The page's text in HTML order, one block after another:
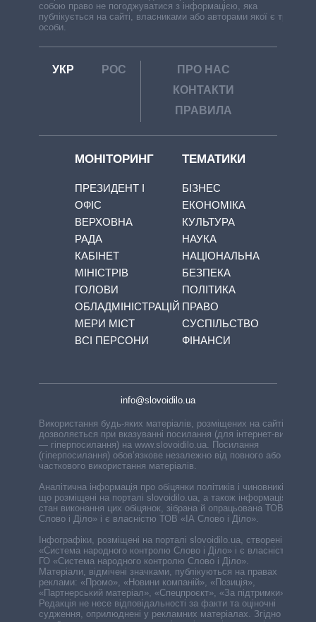
собою право не погоджуватися з інформацією, яка
публікується на сайті, власниками або авторами якої є треті
особи.
УКР РОС
ПРО НАС
КОНТАКТИ
ПРАВИЛА
МОНІТОРИНГ
ПРЕЗИДЕНТ І
ОФІС
ВЕРХОВНА
РАДА
КАБІНЕТ
МІНІСТРІВ
ГОЛОВИ
ОБЛАДМІНІСТРАЦІЙ
МЕРИ МІСТ
ВСІ ПЕРСОНИ
ТЕМАТИКИ
БІЗНЕС
ЕКОНОМІКА
КУЛЬТУРА
НАУКА
НАЦІОНАЛЬНА
БЕЗПЕКА
ПОЛІТИКА
ПРАВО
СУСПІЛЬСТВО
ФІНАНСИ
info@slovoidilo.ua
Використання будь-яких матеріалів, розміщених на сайті,
дозволяється при вказуванні посилання (для інтернет-видань
— гіперпосилання) на www.slovoidilo.ua. Посилання
(гіперпосилання) обов’язкове незалежно від повного або
часткового використання матеріалів.
Аналітична інформація про обіцянки політиків і чиновників,
що розміщені на порталі slovoidilo.ua, а також інформація про
стан виконання цих обіцянок, зібрана й опрацьована ТОВ «ІА
Слово і Діло» і є власністю ТОВ «ІА Слово і Діло».
Інфографіки, розміщені на порталі slovoidilo.ua, створені ГО
«Система народного контролю Слово і Діло» і є власністю
ГО «Система народного контролю Слово і Діло».
Матеріали, відмічені значками, публікуються на правах
реклами: «Промо», «Новини компаній», «Позиція»,
«Партнерський матеріал», «Спецпроєкт», «За підтримки».
Редакція не несе відповідальності за факти та оціночні
судження, оприлюднені у рекламних матеріалах. Згідно з